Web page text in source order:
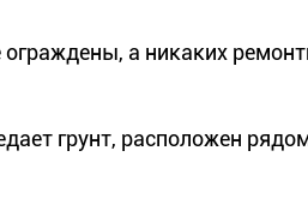
а никаких
грунт, расположен